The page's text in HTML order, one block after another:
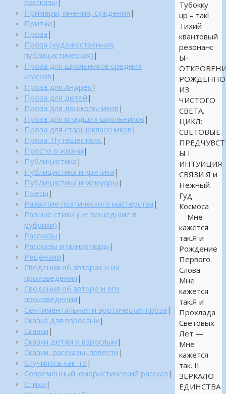
Тубокку
up – так!
Тихий
квантовый
резонанс
Ы-
ИЗ
ЧИСТОГО
СВЕТА.
ЦИКЛ:
СВЕТОВЫЕ
Ы I.
ИНТУИЦИЯ
СВЯЗИ Я и
Нежный
Гуд
Космоса
—Мне
кажется
так.Я и
Рождение
Первого
Слова —
Мне
кажется
так.Я и
Прохлада
Световых
Лет —
Мне
кажется
так. II.
ЗЕРКАЛО
ЕДИНСТВА
Примеры, мнения, суждения |
Притчи |
Проза |
Проза (художественная,
публицистическая) |
Проза для школьников средних
классов |
Проза для Андрея |
Проза для детей |
Проза для дошкольников |
Проза для младших школьников |
Проза для старшеклассников |
Проза. Путешествия. |
Просто о жизни |
Публицистика |
Публицистика и критика |
Публицистика и мемуары |
Пьесы |
Развитие поэтического мастерства |
Разные стихи (не вошедшие в
рубрики) |
Рассказы |
Рассказы и миниатюры |
Рецензии |
Сведения об авторах и их
произведения |
Сведения об авторе и его
произведения |
Сентиментальная и эротическая проза |
Сказка для взрослых |
Сказки |
Сказки детям и взрослым |
Сказки, рассказы, повести |
Случилось как-то |
Современный юмористический рассказ |
Стихи |